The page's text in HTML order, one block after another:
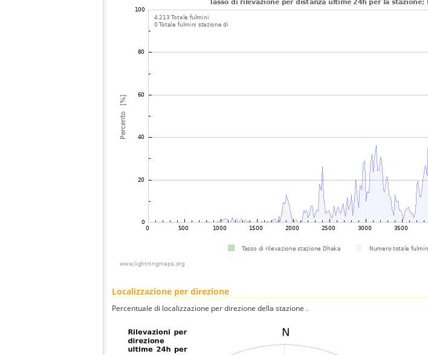
Localizzazione per direzione
Percentuale di localizzazione per direzione della stazione .